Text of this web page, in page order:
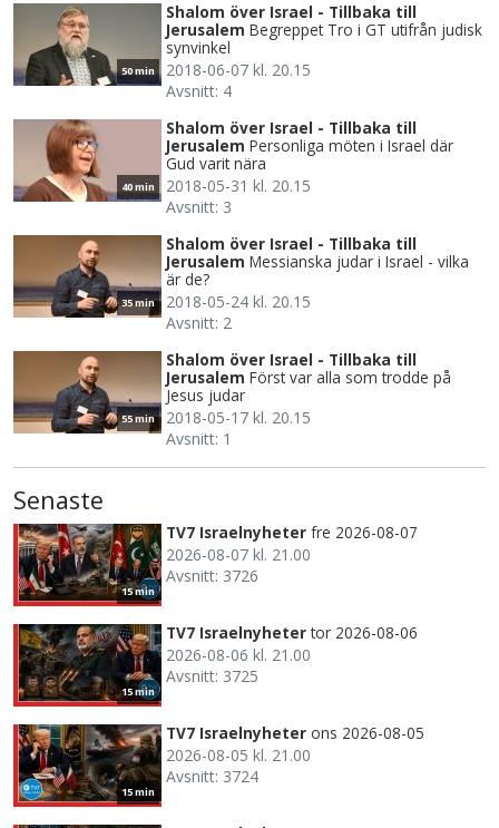
50 min
Shalom över Israel - Tillbaka till
Jerusalem Begreppet Tro i GT utifrån judisk
synvinkel
2018-06-07 kl. 20.15
Avsnitt: 4
40 min
Shalom över Israel - Tillbaka till
Jerusalem Personliga möten i Israel där
Gud varit nära
2018-05-31 kl. 20.15
Avsnitt: 3
35 min
Shalom över Israel - Tillbaka till
Jerusalem Messianska judar i Israel - vilka
är de?
2018-05-24 kl. 20.15
Avsnitt: 2
55 min
Shalom över Israel - Tillbaka till
Jerusalem Först var alla som trodde på
Jesus judar
2018-05-17 kl. 20.15
Avsnitt: 1
Senaste
15 min
TV7 Israelnyheter fre 2026-08-07
2026-08-07 kl. 21.00
Avsnitt: 3726
15 min
TV7 Israelnyheter tor 2026-08-06
2026-08-06 kl. 21.00
Avsnitt: 3725
15 min
TV7 Israelnyheter ons 2026-08-05
2026-08-05 kl. 21.00
Avsnitt: 3724